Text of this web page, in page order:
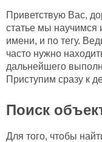
Приветствую Вас,
статье мы научимся
имени, и по тегу.
часто нужно
дальнейшего
Приступим сразу к
Поиск
Для того, чтобы